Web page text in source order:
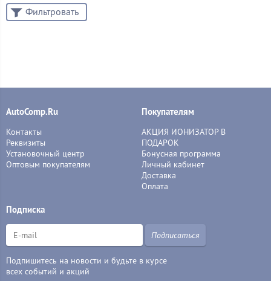
Фильтровать
AutoComp.Ru
Контакты
Реквизиты
Установочный центр
Оптовым покупателям
Покупателям
АКЦИЯ ИОНИЗАТОР В
ПОДАРОК
Бонусная программа
Личный кабинет
Доставка
Оплата
Подписка
Подписаться
Подпишитесь на новости и будьте в курсе
всех событий и акций